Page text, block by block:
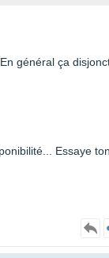
général ça
Essaye